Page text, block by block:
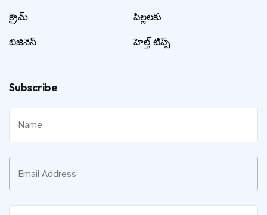
క్రైమ్
బిజినెస్
పిల్లలకు
హెల్త్ టిప్స్
Subscribe